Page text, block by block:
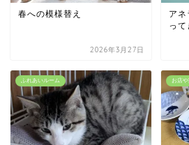
春への模様替え
2026年3月27日
ア
って
ふれあいルーム お店